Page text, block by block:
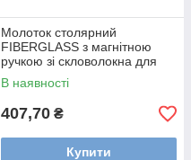
Молоток столярний
FIBERGLASS з магнітною
ручкою зі скловолокна для
цвяхів, 600г, DIY-HF2060
В наявності
407,70 ₴
Купити